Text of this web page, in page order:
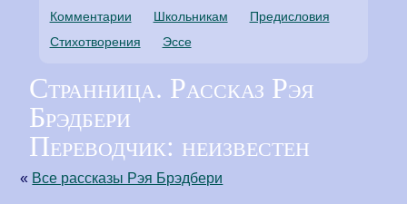
Комментарии
Школьникам
Предисловия
Стихотворения
Эссе
Странница. Рассказ Рэя
Брэдбери
Переводчик: неизвестен
« Все рассказы Рэя Брэдбери